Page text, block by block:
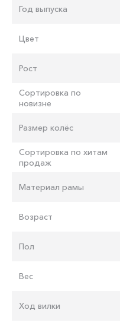
Год выпуска
Цвет
Рост
Сортировка по
новизне
Размер колёс
Сортировка по хитам
продаж
Материал рамы
Возраст
Пол
Вес
Ход вилки